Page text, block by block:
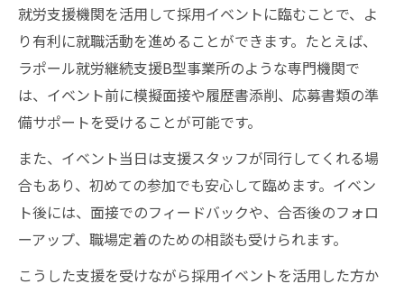
就労支援機関を活用して採用イベントに臨むことで、よ
り有利に就職活動を進めることができます。たとえば、
ラポール就労継続支援B型事業所のような専門機関で
は、イベント前に模擬面接や履歴書添削、応募書類の準
備サポートを受けることが可能です。
また、イベント当日は支援スタッフが同行してくれる場
合もあり、初めての参加でも安心して臨めます。イベン
ト後には、面接でのフィードバックや、合否後のフォロ
ーアップ、職場定着のための相談も受けられます。
こうした支援を受けながら採用イベントを活用した方か